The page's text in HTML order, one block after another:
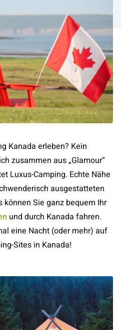
Kanada erleben? Kein
zusammen aus „Glamour“
Luxus-Camping. Echte Nähe
ausgestatteten
können Sie ganz bequem Ihr
und durch Kanada fahren.
eine Nacht (oder mehr) auf
Sites in Kanada!